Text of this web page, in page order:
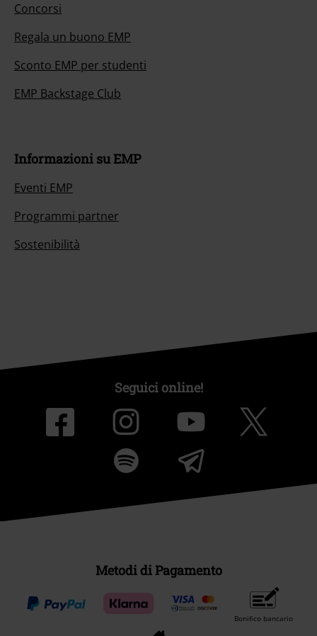
Concorsi
Regala un buono EMP
Sconto EMP per studenti
EMP Backstage Club
Informazioni su EMP
Eventi EMP
Programmi partner
Sostenibilità
Seguici online!
Metodi di Pagamento
Bonifico bancario